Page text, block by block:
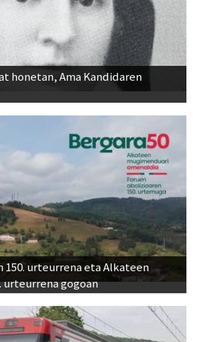
honetan, Ama Kandidaren
150. urteurrena eta Alkateen
urteurrena gogoan